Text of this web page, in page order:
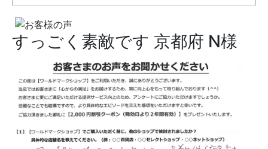
すっごく素敵です 京都府 N様